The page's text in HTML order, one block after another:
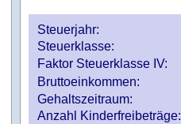
Steuerjahr:
Steuerklasse:
Faktor Steuerklasse IV:
Bruttoeinkommen:
Gehaltszeitraum:
Anzahl Kinderfreibeträge: